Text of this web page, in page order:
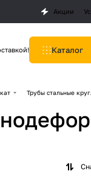
Акции
Каталог
Трубы стальные